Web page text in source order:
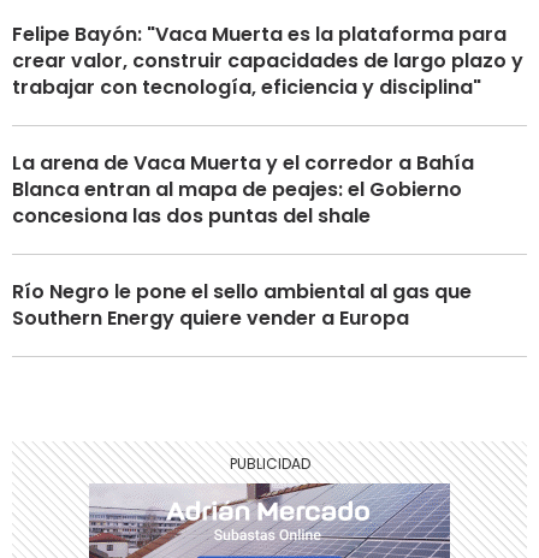
Felipe Bayón: "Vaca Muerta es la plataforma para
crear valor, construir capacidades de largo plazo y
trabajar con tecnología, eficiencia y disciplina"
La arena de Vaca Muerta y el corredor a Bahía
Blanca entran al mapa de peajes: el Gobierno
concesiona las dos puntas del shale
Río Negro le pone el sello ambiental al gas que
Southern Energy quiere vender a Europa